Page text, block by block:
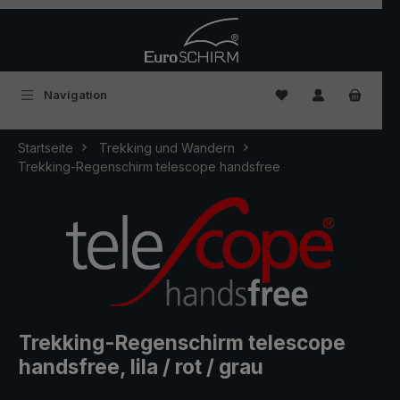
Navigation Du hast 0
Startseite
Trekking und Wandern
Trekking-Regenschirm telescope handsfree
Trekking-Regenschirm telescope
handsfree, lila / rot / grau